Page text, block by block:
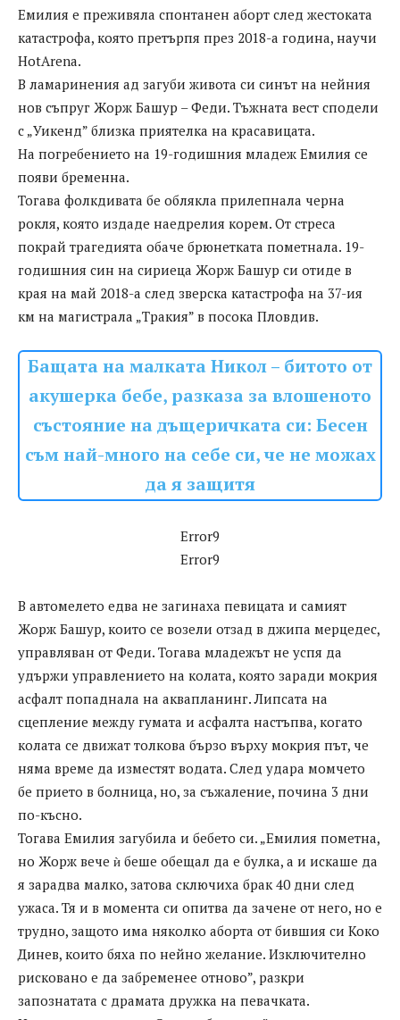
Емилия е преживяла спонтанен аборт след жестоката
катастрофа, която претърпя през 2018-а година, научи
HotArena.
В ламаринения ад загуби живота си синът на нейния
нов съпруг Жорж Башур – Феди. Тъжната вест сподели
с „Уикенд” близка приятелка на красавицата.
На погребението на 19-годишния младеж Емилия се
появи бременна.
Тогава фолкдивата бе облякла прилепнала черна
рокля, която издаде наедрелия корем. От стреса
покрай трагедията обаче брюнетката пометнала. 19-
годишния син на сириеца Жорж Башур си отиде в
края на май 2018-а след зверска катастрофа на 37-ия
км на магистрала „Тракия” в посока Пловдив.
Бащата на малката Никол – битото от
акушерка бебе, разказа за влошеното
състояние на дъщеричката си: Бесен
съм най-много на себе си, че не можах
да я защитя
Error9
Error9
В автомелето едва не загинаха певицата и самият
Жорж Башур, които се возели отзад в джипа мерцедес,
управляван от Феди. Тогава младежът не успя да
удържи управлението на колата, която заради мокрия
асфалт попаднала на аквапланинг. Липсата на
сцепление между гумата и асфалта настъпва, когато
колата се движат толкова бързо върху мокрия път, че
няма време да изместят водата. След удара момчето
бе прието в болница, но, за съжаление, почина 3 дни
по-късно.
Тогава Емилия загубила и бебето си. „Емилия пометна,
но Жорж вече ѝ беше обещал да е булка, а и искаше да
я зарадва малко, затова сключиха брак 40 дни след
ужаса. Тя и в момента си опитва да зачене от него, но е
трудно, защото има няколко аборта от бившия си Коко
Динев, които бяха по нейно желание. Изключително
рисковано е да забременее отново”, разкри
запознатата с драмата дружка на певачката.